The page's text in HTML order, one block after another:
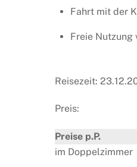
Fahrt mit der
Freie Nutzung
Reisezeit:
Preis:
Preise p.P.
im Doppelzimmer